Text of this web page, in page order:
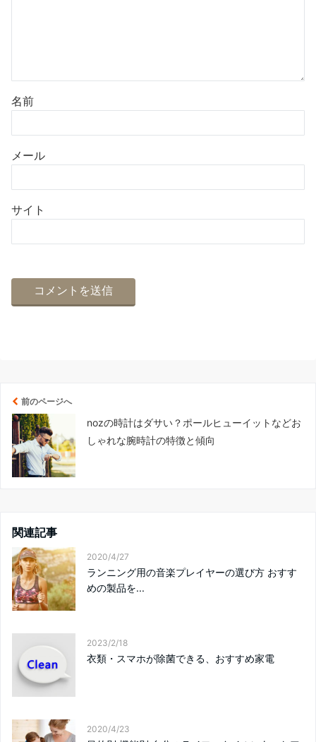
名前
メール
サイト
前のページへ
nozの時計はダサい？ポールヒューイットなどお
しゃれな腕時計の特徴と傾向
関連記事
2020/4/27
ランニング用の音楽プレイヤーの選び方 おすす
めの製品を...
2023/2/18
衣類・スマホが除菌できる、おすすめ家電
2020/4/23